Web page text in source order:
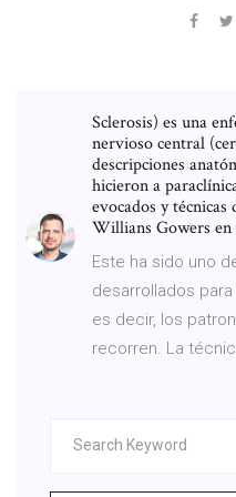
Sclerosis) es una
nervioso central
descripciones
hicieron a
evocados y
Willians Gowers en
Este ha sido uno
desarrollados
es decir, los
recorren. La